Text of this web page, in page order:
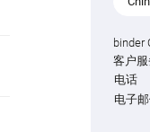
binder
客户服
电话
电子